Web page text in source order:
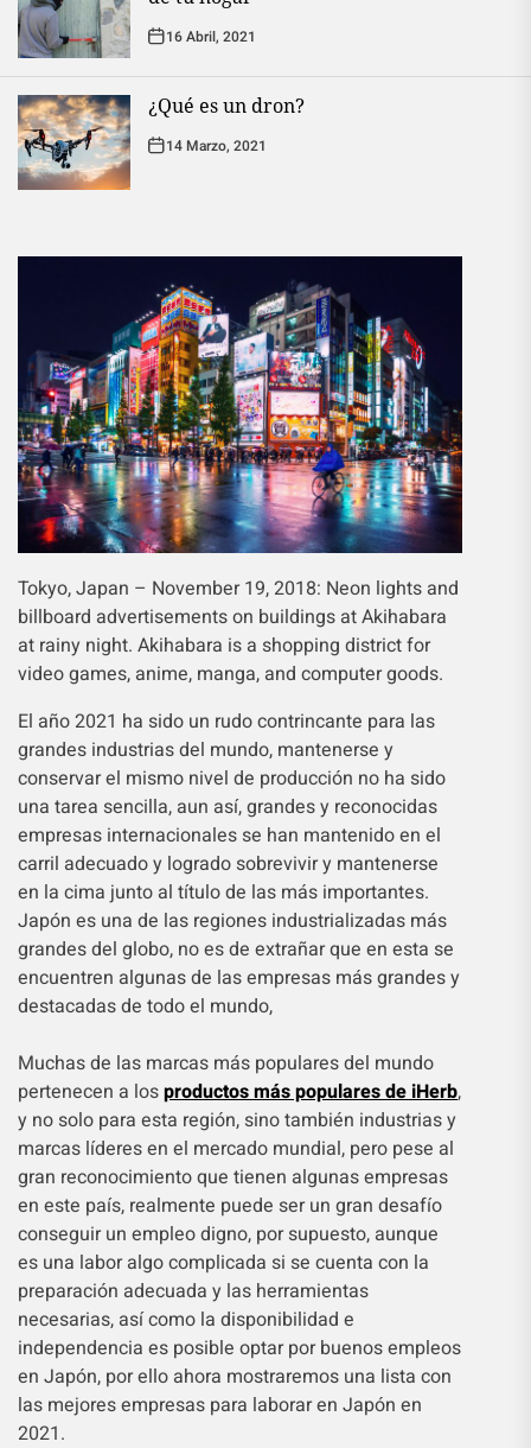
16 Abril, 2021
¿Qué es un dron?
14 Marzo, 2021
Tokyo, Japan – November 19, 2018: Neon lights and
billboard advertisements on buildings at Akihabara
at rainy night. Akihabara is a shopping district for
video games, anime, manga, and computer goods.
El año 2021 ha sido un rudo contrincante para las
grandes industrias del mundo, mantenerse y
conservar el mismo nivel de producción no ha sido
una tarea sencilla, aun así, grandes y reconocidas
empresas internacionales se han mantenido en el
carril adecuado y logrado sobrevivir y mantenerse
en la cima junto al título de las más importantes.
Japón es una de las regiones industrializadas más
grandes del globo, no es de extrañar que en esta se
encuentren algunas de las empresas más grandes y
destacadas de todo el mundo,
Muchas de las marcas más populares del mundo
pertenecen a losproductos más populares de iHerb,
y no solo para esta región, sino también industrias y
marcas líderes en el mercado mundial, pero pese al
gran reconocimiento que tienen algunas empresas
en este país, realmente puede ser un gran desafío
conseguir un empleo digno, por supuesto, aunque
es una labor algo complicada si se cuenta con la
preparación adecuada y las herramientas
necesarias, así como la disponibilidad e
independencia es posible optar por buenos empleos
en Japón, por ello ahora mostraremos una lista con
las mejores empresas para laborar en Japón en
2021.